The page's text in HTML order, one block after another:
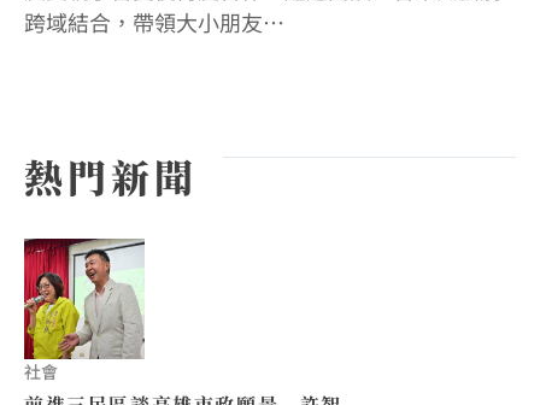
跨域結合，帶領大小朋友…
熱門新聞
社會